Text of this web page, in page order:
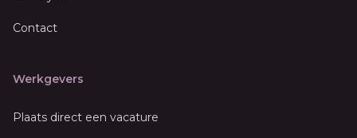
Contact
Werkgevers
Plaats direct een vacature